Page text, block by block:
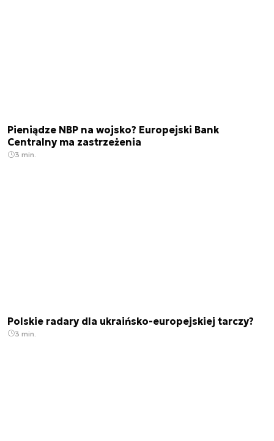
Pieniądze NBP na wojsko? Europejski Bank
Centralny ma zastrzeżenia
3 min.
Polskie radary dla ukraińsko-europejskiej tarczy?
3 min.